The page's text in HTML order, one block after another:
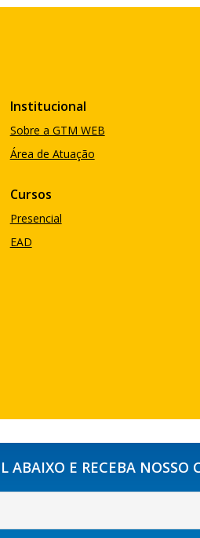
Institucional
Sobre a GTM WEB
Área de Atuação
Cursos
Presencial
EAD
ABAIXO E RECEBA NOSSO